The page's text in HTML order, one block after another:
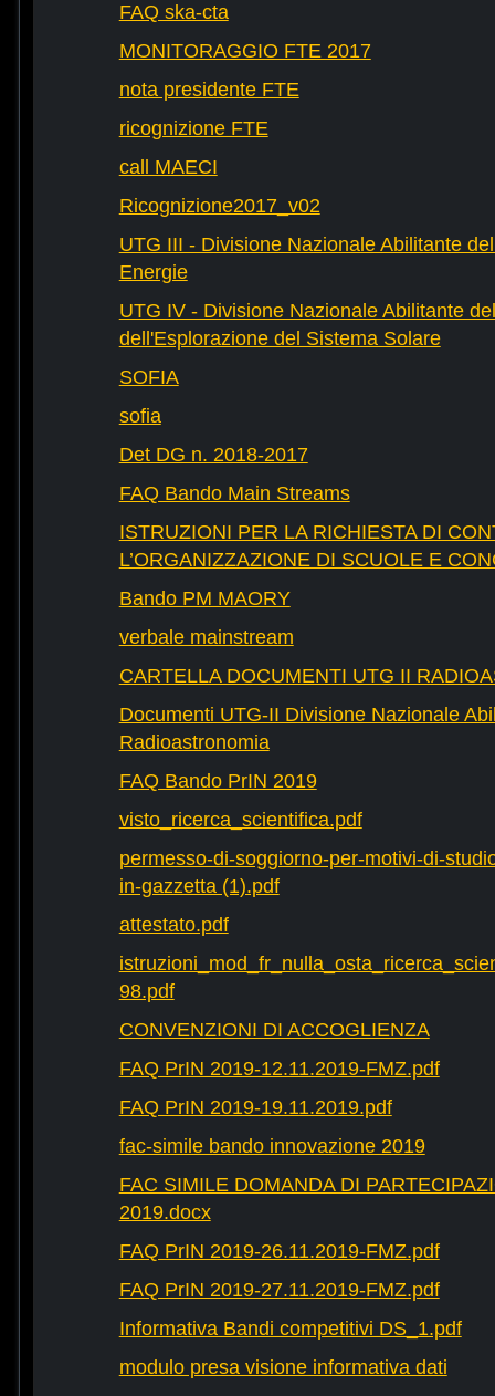
FAQ ska-cta
MONITORAGGIO FTE 2017
nota presidente FTE
ricognizione FTE
call MAECI
Ricognizione2017_v02
UTG III - Divisione Nazionale Abilitante
Energie
UTG IV - Divisione Nazionale Abilitante
dell'Esplorazione del Sistema Solare
SOFIA
sofia
Det DG n. 2018-2017
FAQ Bando Main Streams
ISTRUZIONI PER LA RICHIESTA DI
L’ORGANIZZAZIONE DI SCUOLE E
Bando PM MAORY
verbale mainstream
CARTELLA DOCUMENTI UTG II
Documenti UTG-II Divisione Nazionale
Radioastronomia
FAQ Bando PrIN 2019
visto_ricerca_scientifica.pdf
permesso-di-soggiorno-per-motivi-di-
in-gazzetta (1).pdf
attestato.pdf
98.pdf
CONVENZIONI DI ACCOGLIENZA
FAQ PrIN 2019-12.11.2019-FMZ.pdf
FAQ PrIN 2019-19.11.2019.pdf
fac-simile bando innovazione 2019
FAC SIMILE DOMANDA DI
2019.docx
FAQ PrIN 2019-26.11.2019-FMZ.pdf
FAQ PrIN 2019-27.11.2019-FMZ.pdf
Informativa Bandi competitivi DS_1.pdf
modulo presa visione informativa dati